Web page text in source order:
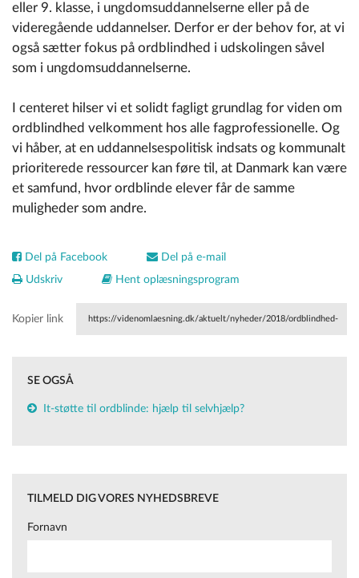
eller 9. klasse, i ungdomsuddannelserne eller på de
videregående uddannelser. Derfor er der behov for, at vi
også sætter fokus på ordblindhed i udskolingen såvel
som i ungdomsuddannelserne.
I centeret hilser vi et solidt fagligt grundlag for viden om
ordblindhed velkomment hos alle fagprofessionelle. Og
vi håber, at en uddannelsespolitisk indsats og kommunalt
prioriterede ressourcer kan føre til, at Danmark kan være
et samfund, hvor ordblinde elever får de samme
muligheder som andre.
Del på Facebook
Del på e-mail
Udskriv
Hent oplæsningsprogram
Kopier link https://videnomlaesning.dk/aktuelt/nyheder/2018/ordblindhed-
SE OGSÅ
It-støtte til ordblinde: hjælp til selvhjælp?
TILMELD DIG VORES NYHEDSBREVE
Fornavn